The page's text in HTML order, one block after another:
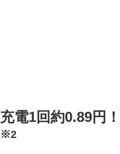
充電1回約0.89円！
※2